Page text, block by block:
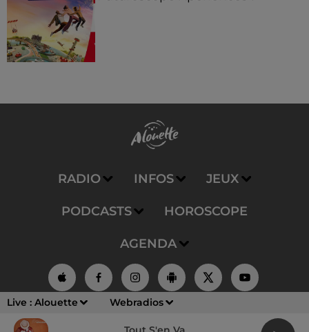
Live : Alouette Webradios
RADIO INFOS JEUX
PODCASTS HOROSCOPE
AGENDA
Mentions Légales Contact